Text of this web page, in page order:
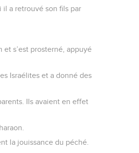
il a retrouvé son fils par
s’est prosterné, appuyé
Israélites et a donné des
Ils avaient en effet
la jouissance du péché.